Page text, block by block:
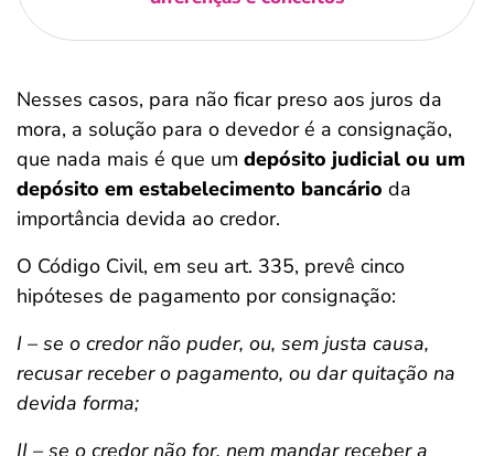
Nesses casos, para não ficar preso aos juros da
mora, a solução para o devedor é a consignação,
que nada mais é que um depósito judicial ou um
depósito em estabelecimento bancário da
importância devida ao credor.
O Código Civil, em seu art. 335, prevê cinco
hipóteses de pagamento por consignação:
I – se o credor não puder, ou, sem justa causa,
recusar receber o pagamento, ou dar quitação na
devida forma;
II – se o credor não for, nem mandar receber a